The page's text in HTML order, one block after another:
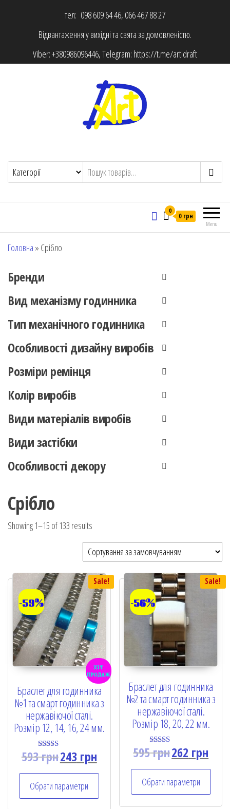
тел: 098 609 64 46, 066 467 88 27
Відвантаження у вихідні та свята за домовленістю.
Viber:+380986096446, Telegram: https://t.me/artidraft
Menu
0
0 грн
Головна » Срібло
Бренди
Вид механізму годинника
Тип механічного годинника
Особливості дизайну виробів
Розміри ремінця
Колір виробів
Види матеріалів виробів
Види застібки
Особливості декору
Срібло
Showing 1–15 of 133 results
Sale!
-59%
хіт
продаж
Браслет для годинника
№1 та смарт годинника з
нержавіючої сталі.
Розмір 12, 14, 16, 24 мм.
Rated
5.00
593грн243грн
Обрати параметри
Sale!
-56%
Браслет для годинника
№2 та смарт годинника з
нержавіючої сталі.
Розмір 18, 20, 22 мм.
Rated
5.00
595грн262 грн
Обрати параметри